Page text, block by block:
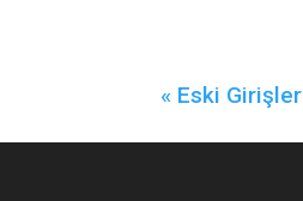
« Eski Girişler